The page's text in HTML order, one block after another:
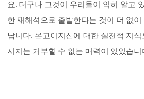
요. 더구나 그것이 우리들이 익히 알고
한 재해석으로 출발한다는 것이 더 없이
납니다. 온고이지신에 대한 실천적 지식
시지는 거부할 수 없는 매력이 있었습니